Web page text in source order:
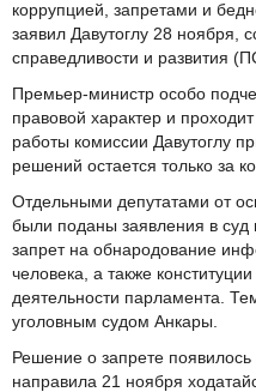
коррупцией, запретами и
заявил Давутоглу 28 ноября,
справедливости и развития
Премьер-министр особо
правовой характер и
работы комиссии Давутоглу
решений остается только за
Отдельными депутатами от
были поданы заявления в суд
запрет на обнародование
человека, а также
деятельности парламента.
уголовным судом Анкары.
Решение о запрете
направила 21 ноября